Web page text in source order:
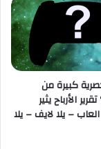
كبيرة من
الأرباح يثير
– يلا لايف – يلا